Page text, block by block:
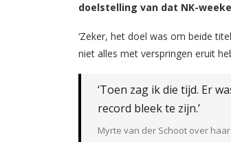
doelstelling van dat NK-
‘Zeker, het doel was om beide
niet alles met verspringen eruit
‘Toen zag ik die tijd. Er
record bleek te zijn.’
Myrte van der Schoot over